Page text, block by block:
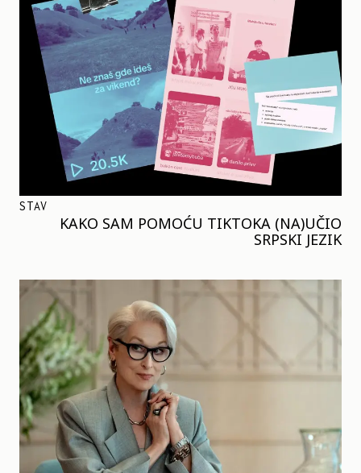
STAV
KAKO SAM POMOĆU TIKTOKA (NA)UČIO
SRPSKI JEZIK